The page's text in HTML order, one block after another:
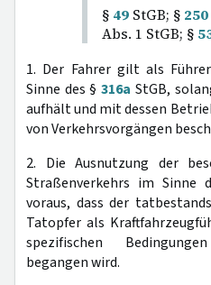
§ 49 StGB; § 250
Abs. 1 StGB; §
1. Der Fahrer gilt als
Sinne des §316a StGB,
aufhält und mit dessen
von Verkehrsvorgängen
2. Die Ausnutzung der
Straßenverkehrs im Sinne
voraus, dass der
Tatopfer als
spezifischen
begangen wird.